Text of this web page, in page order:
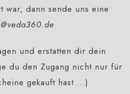
war, dann sende uns eine
und erstatten dir dein
du den Zugang nicht nur für
gekauft hast ...)